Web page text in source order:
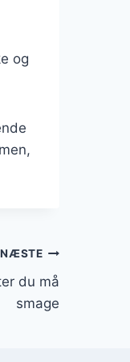
og
NÆSTE
du må
smage